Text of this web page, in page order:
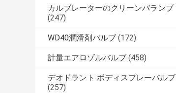
カルブレーターのクリーンバランブ
(247)
WD40潤滑剤バルブ (172)
計量エアロゾルバルブ (458)
デオドラント ボディスプレーバルブ
(257)